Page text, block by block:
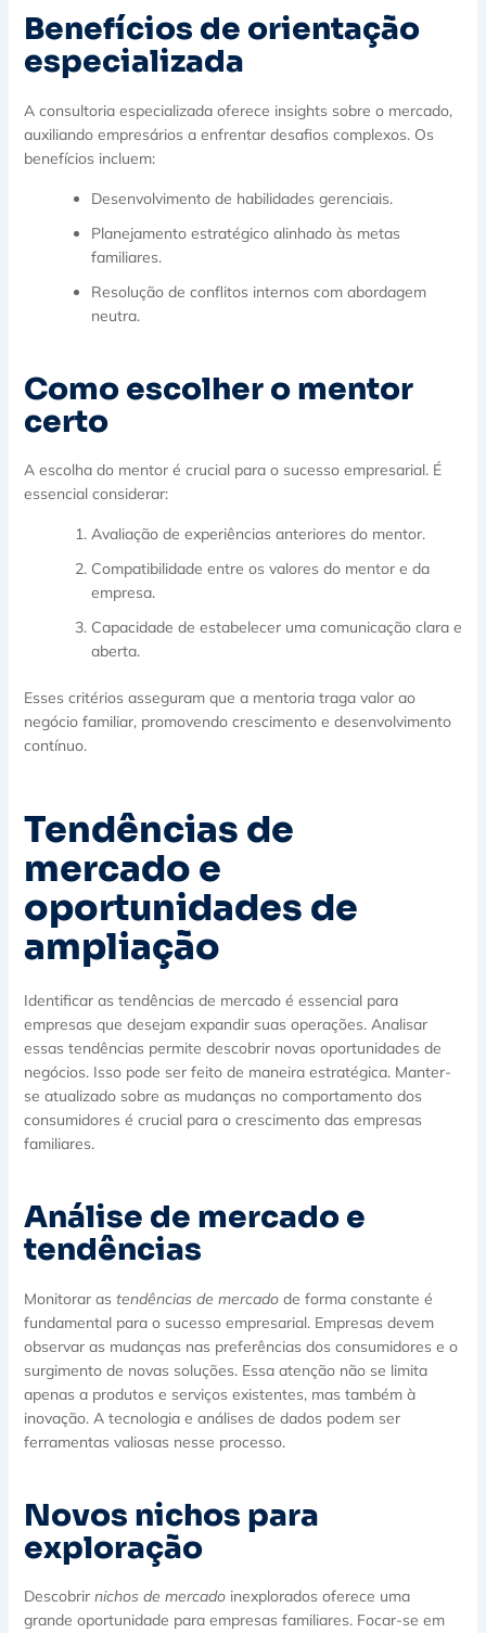
Benefícios de orientação
especializada
A consultoria especializada oferece insights sobre o mercado,
auxiliando empresários a enfrentar desafios complexos. Os
benefícios incluem:
Desenvolvimento de habilidades gerenciais.
Planejamento estratégico alinhado às metas
familiares.
Resolução de conflitos internos com abordagem
neutra.
Como escolher o mentor
certo
A escolha do mentor é crucial para o sucesso empresarial. É
essencial considerar:
Avaliação de experiências anteriores do mentor.
Compatibilidade entre os valores do mentor e da
empresa.
Capacidade de estabelecer uma comunicação clara e
aberta.
Esses critérios asseguram que a mentoria traga valor ao
negócio familiar, promovendo crescimento e desenvolvimento
contínuo.
Tendências de
mercado e
oportunidades de
ampliação
Identificar as tendências de mercado é essencial para
empresas que desejam expandir suas operações. Analisar
essas tendências permite descobrir novas oportunidades de
negócios. Isso pode ser feito de maneira estratégica. Manter-
se atualizado sobre as mudanças no comportamento dos
consumidores é crucial para o crescimento das empresas
familiares.
Análise de mercado e
tendências
Monitorar as tendências de mercadode forma constante é
fundamental para o sucesso empresarial. Empresas devem
observar as mudanças nas preferências dos consumidores e o
surgimento de novas soluções. Essa atenção não se limita
apenas a produtos e serviços existentes, mas também à
inovação. A tecnologia e análises de dados podem ser
ferramentas valiosas nesse processo.
Novos nichos para
exploração
Descobrir nichos de mercadoinexplorados oferece uma
grande oportunidade para empresas familiares. Focar-se em